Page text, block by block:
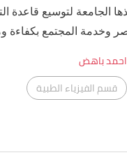
الجامعة لتوسيع قاعدة
وخدمة المجتمع بكفاءة
باهض
قسم الفيزياء الطبية